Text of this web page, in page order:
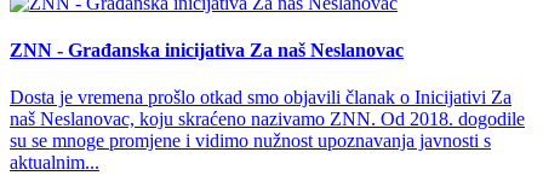
ZNN - Građanska inicijativa Za naš Neslanovac
Dosta je vremena prošlo otkad smo objavili članak o Inicijativi Za
naš Neslanovac, koju skraćeno nazivamo ZNN. Od 2018. dogodile
su se mnoge promjene i vidimo nužnost upoznavanja javnosti s
aktualnim...